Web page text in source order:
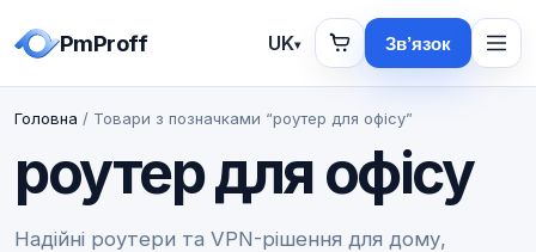
PmProff UK▾ Зв’язок
Головна / Товари з позначками “роутер для офісу”
роутер для офісу
Надійні роутери та VPN-рішення для дому,